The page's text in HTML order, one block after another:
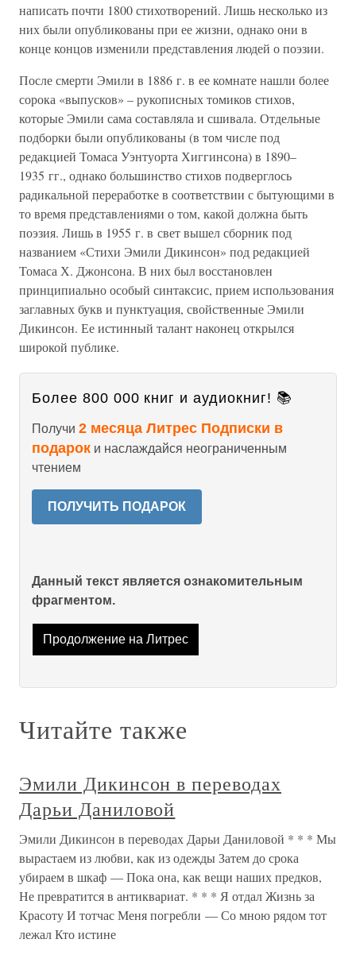
написать почти 1800 стихотворений. Лишь несколько из
них были опубликованы при ее жизни, однако они в
конце концов изменили представления людей о поэзии.
После смерти Эмили в 1886 г. в ее комнате нашли более
сорока «выпусков» – рукописных томиков стихов,
которые Эмили сама составляла и сшивала. Отдельные
подборки были опубликованы (в том числе под
редакцией Томаса Уэнтуорта Хиггинсона) в 1890–
1935 гг., однако большинство стихов подверглось
радикальной переработке в соответствии с бытующими в
то время представлениями о том, какой должна быть
поэзия. Лишь в 1955 г. в свет вышел сборник под
названием «Стихи Эмили Дикинсон» под редакцией
Томаса Х. Джонсона. В них был восстановлен
принципиально особый синтаксис, прием использования
заглавных букв и пунктуация, свойственные Эмили
Дикинсон. Ее истинный талант наконец открылся
широкой публике.
Более 800 000 книг и аудиокниг! 📚
Получи 2 месяца Литрес Подписки в
подарок и наслаждайся неограниченным
чтением
ПОЛУЧИТЬ ПОДАРОК
Данный текст является ознакомительным
фрагментом.
Продолжение на Литрес
Читайте также
Эмили Дикинсон в переводах
Дарьи Даниловой
Эмили Дикинсон в переводах Дарьи Даниловой * * * Мы
вырастаем из любви, как из одежды Затем до срока
убираем в шкаф — Пока она, как вещи наших предков,
Не превратится в антиквариат. * * * Я отдал Жизнь за
Красоту И тотчас Меня погребли — Со мною рядом тот
лежал Кто истине